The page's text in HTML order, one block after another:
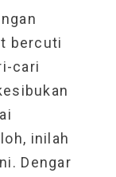
bercuti
cari
inilah
Dengar